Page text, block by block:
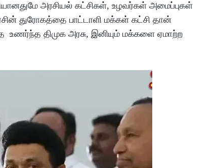
அரசியல் கட்சிகள், உழவர்கள் அமைப்புகள்
துரோகத்தை பாட்டாளி மக்கள் கட்சி தான்
உணர்ந்த திமுக அரசு, இனியும் மக்களை ஏமாற்ற